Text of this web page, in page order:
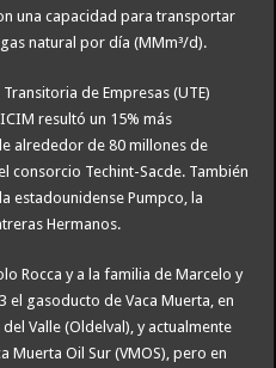
una capacidad para transportar
natural por día (MMm³/d).
de Empresas (UTE)
resultó un 15% más
alrededor de 80 millones de
Techint-Sacde. También
estadounidense Pumpco, la
Hermanos.
Rocca y a la familia de Marcelo y
el gasoducto de Vaca Muerta, en
Valle (Oldelval), y actualmente
Muerta Oil Sur (VMOS), pero en